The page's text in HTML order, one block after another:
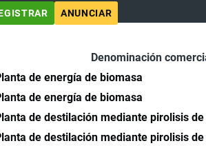
ANUNCIAR
Denominación
de energía de biomasa
de energía de biomasa
de destilación mediante pirolisis
de destilación mediante pirolisis